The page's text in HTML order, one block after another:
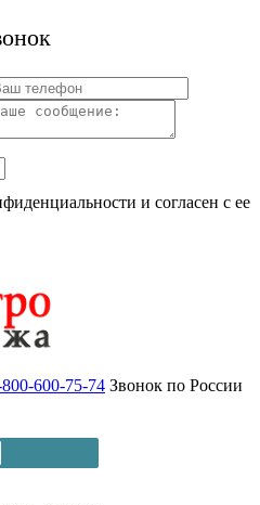
и согласен с ее
600-75-74 Звонок по России